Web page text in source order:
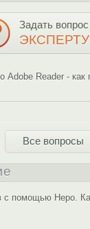
Задать вопрос
ЭКСПЕРТУ
Adobe Reader - как
Все вопросы
с помощью Неро.